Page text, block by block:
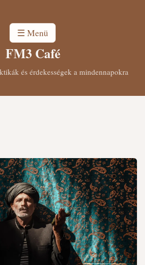
☰ Menü
FM3 Café
és érdekességek a mindennapokra